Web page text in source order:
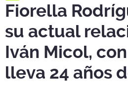
Fiorella
su actual
Iván Micol,
lleva 24 años